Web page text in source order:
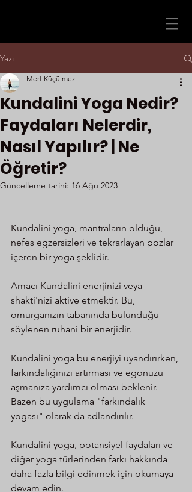
Yazı
Kundalini Yoga Nedir?
Faydaları Nelerdir,
Nasıl Yapılır? | Ne
Öğretir?
Mert Küçülmez
Güncelleme tarihi: 16 Ağu 2023
Kundalini yoga, mantraların olduğu,
nefes egzersizleri ve tekrarlayan pozlar
içeren bir yoga şeklidir.
Amacı Kundalini enerjinizi veya
shakti'nizi aktive etmektir. Bu,
omurganızın tabanında bulunduğu
söylenen ruhani bir enerjidir.
Kundalini yoga bu enerjiyi uyandırırken,
farkındalığınızı artırması ve egonuzu
aşmanıza yardımcı olması beklenir.
Bazen bu uygulama "farkındalık
yogası" olarak da adlandırılır.
Kundalini yoga, potansiyel faydaları ve
diğer yoga türlerinden farkı hakkında
daha fazla bilgi edinmek için okumaya
devam edin.